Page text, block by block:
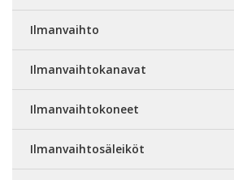
Ilmanvaihto
Ilmanvaihtokanavat
Ilmanvaihtokoneet
Ilmanvaihtosäleiköt